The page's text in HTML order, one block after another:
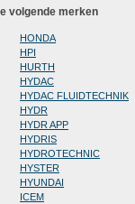
volgende merken
HONDA
HPI
HURTH
HYDAC
HYDAC FLUIDTECHNIK
HYDR
HYDR APP
HYDRIS
HYDROTECHNIC
HYSTER
HYUNDAI
ICEM